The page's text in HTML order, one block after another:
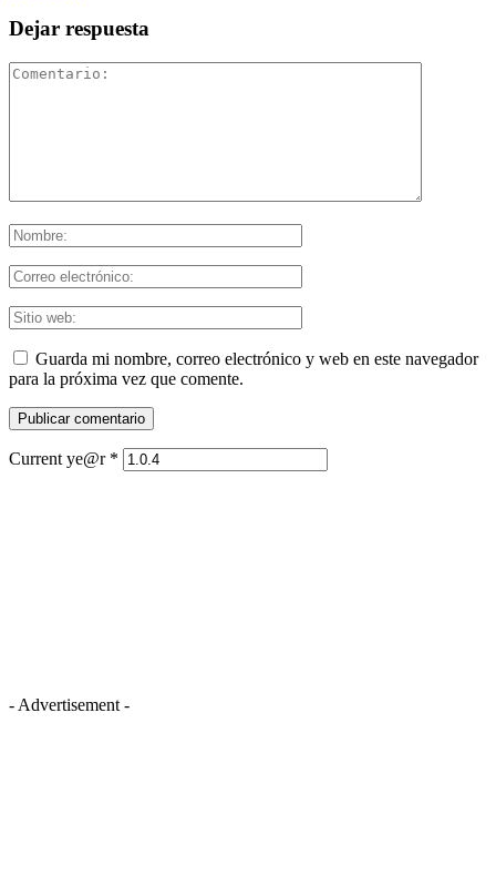
Dejar respuesta
Guarda mi nombre, correo electrónico y web en este navegador
para la próxima vez que comente.
Current ye@r *
- Advertisement -